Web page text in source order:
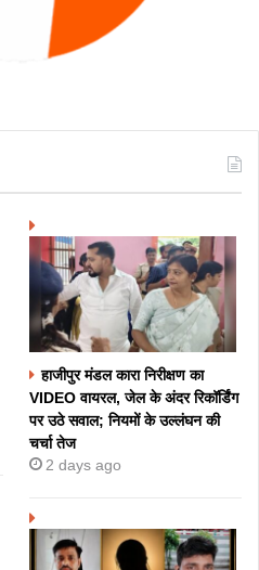
हाजीपुर मंडल कारा निरीक्षण का
VIDEO वायरल, जेल के अंदर रिकॉर्डिंग
पर उठे सवाल; नियमों के उल्लंघन की
चर्चा तेज
2 days ago